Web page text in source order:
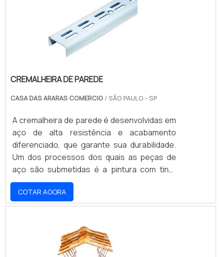
comum que cada espaço conte com
30x30cm ou 30x40, dependend.
CREMALHEIRA DE PAREDE
CASA DAS ARARAS COMERCIO / SÃO PAULO - SP
A cremalheira de parede é desenvolvidas em
aço de alta resistência e acabamento
diferenciado, que garante sua durabilidade.
Um dos processos dos quais as peças de
aço são submetidas é a pintura com tinta
epóxi, responsável por proteger o material
dos efeitos abrasivos do tempo, impedindo a
sua corrosão e deterioração após algum
uniformes em toda a sua superfície garante
que a peça seja estável, suportando o peso
COTAR AGORA